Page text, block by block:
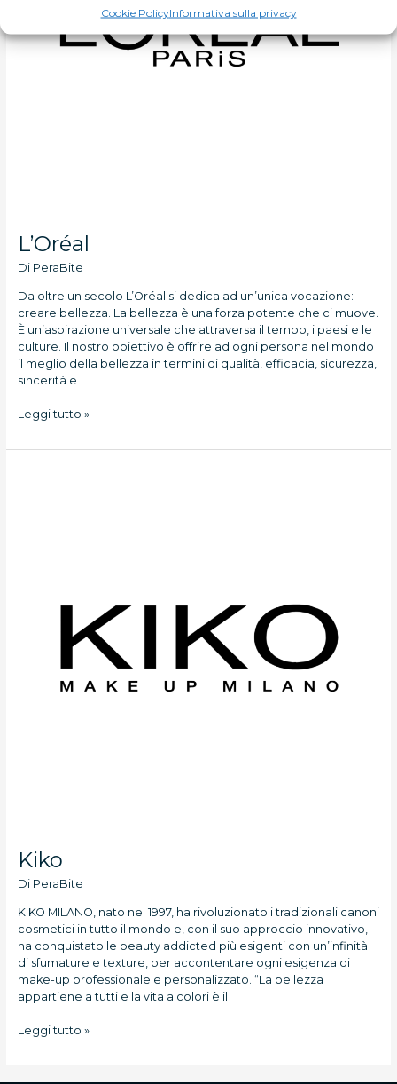
Cookie PolicyInformativa sulla privacy
L’Oréal
Di PeraBite
Da oltre un secolo L’Oréal si dedica ad un’unica vocazione:
creare bellezza. La bellezza è una forza potente che ci muove.
È un’aspirazione universale che attraversa il tempo, i paesi e le
culture. Il nostro obiettivo è offrire ad ogni persona nel mondo
il meglio della bellezza in termini di qualità, efficacia, sicurezza,
sincerità e
Leggi tutto »
Kiko
Di PeraBite
KIKO MILANO, nato nel 1997, ha rivoluzionato i tradizionali canoni
cosmetici in tutto il mondo e, con il suo approccio innovativo,
ha conquistato le beauty addicted più esigenti con un’infinità
di sfumature e texture, per accontentare ogni esigenza di
make-up professionale e personalizzato. “La bellezza
appartiene a tutti e la vita a colori è il
Leggi tutto »